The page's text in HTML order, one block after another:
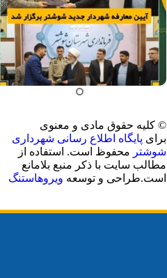
© کلیه حقوق مادی و معنوی
برای پایگاه اطلاع رسانی شهرداری
شوشتر محفوظ است. استفاده از
مطالب سایت با ذکر منبع بلامانع
است.طراحی و توسعه ویروهاستنگ